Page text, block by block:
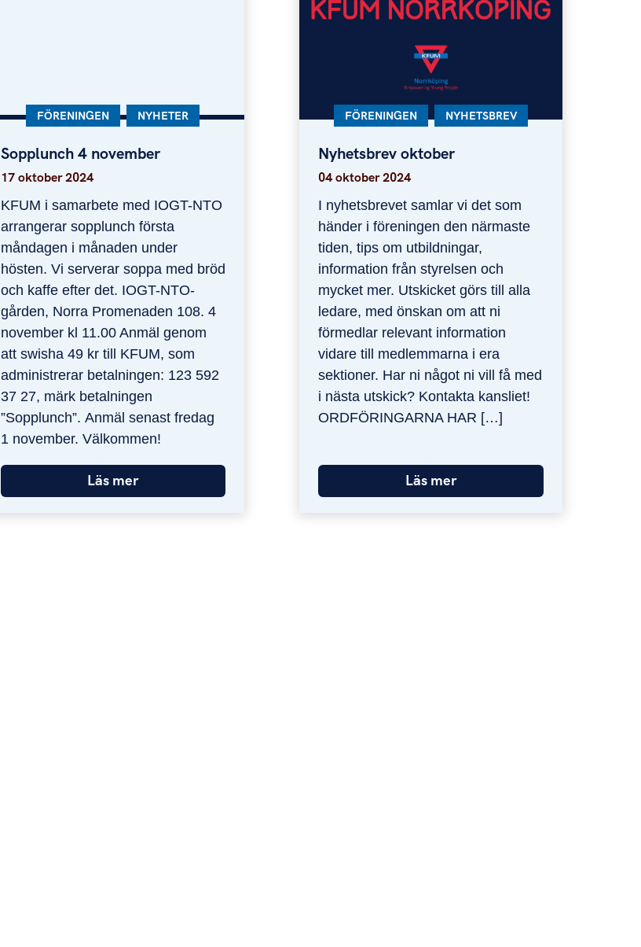
Sopplunch 4 november
Sopplunch 4 november
KATEGORI:
FÖRENINGEN KATEGORI:
NYHETER
17 oktober 2024
KFUM i samarbete med IOGT-NTO
arrangerar sopplunch första
måndagen i månaden under
hösten. Vi serverar soppa med bröd
och kaffe efter det. IOGT-NTO-
gården, Norra Promenaden 108. 4
november kl 11.00 Anmäl genom
att swisha 49 kr till KFUM, som
administrerar betalningen: 123 592
37 27, märk betalningen
”Sopplunch”. Anmäl senast fredag
1 november. Välkommen!
Läs mer
Nyhetsbrev oktober
Nyhetsbrev oktober
KATEGORI:
FÖRENINGEN KATEGORI:
NYHETSBREV
04 oktober 2024
I nyhetsbrevet samlar vi det som
händer i föreningen den närmaste
tiden, tips om utbildningar,
information från styrelsen och
mycket mer. Utskicket görs till alla
ledare, med önskan om att ni
förmedlar relevant information
vidare till medlemmarna i era
sektioner. Har ni något ni vill få med
i nästa utskick? Kontakta kansliet!
ORDFÖRINGARNA HAR […]
Läs mer